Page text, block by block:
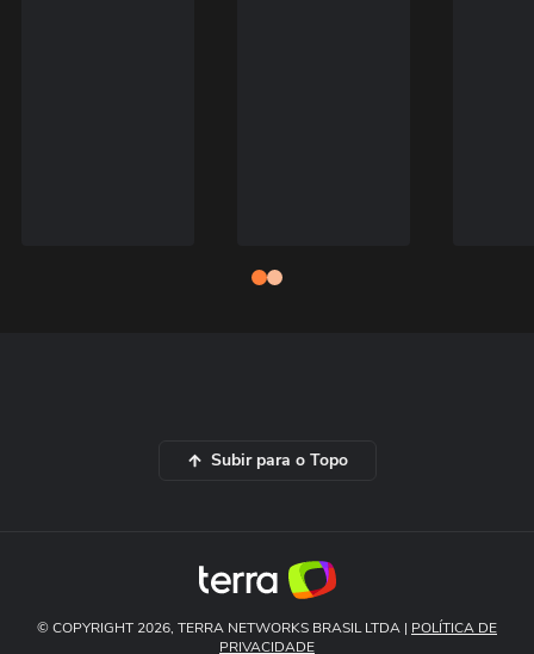
Subir para o Topo
© COPYRIGHT 2026, TERRA NETWORKS BRASIL LTDA | POLÍTICA DE
PRIVACIDADE